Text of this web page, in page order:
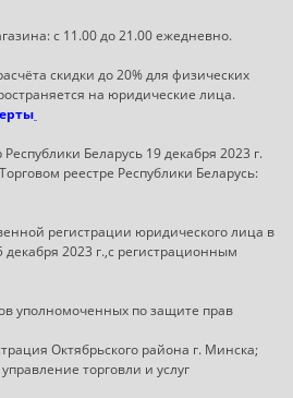
с 11.00 до 21.00 ежедневно.
скидки до 20% для физических
на юридические лица.
Беларусь 19 декабря 2023 г.
реестре Республики Беларусь:
регистрации юридического лица в
2023 г.,с регистрационным
уполномоченных по защите прав
Октябрьского района г. Минска;
торговли и услуг